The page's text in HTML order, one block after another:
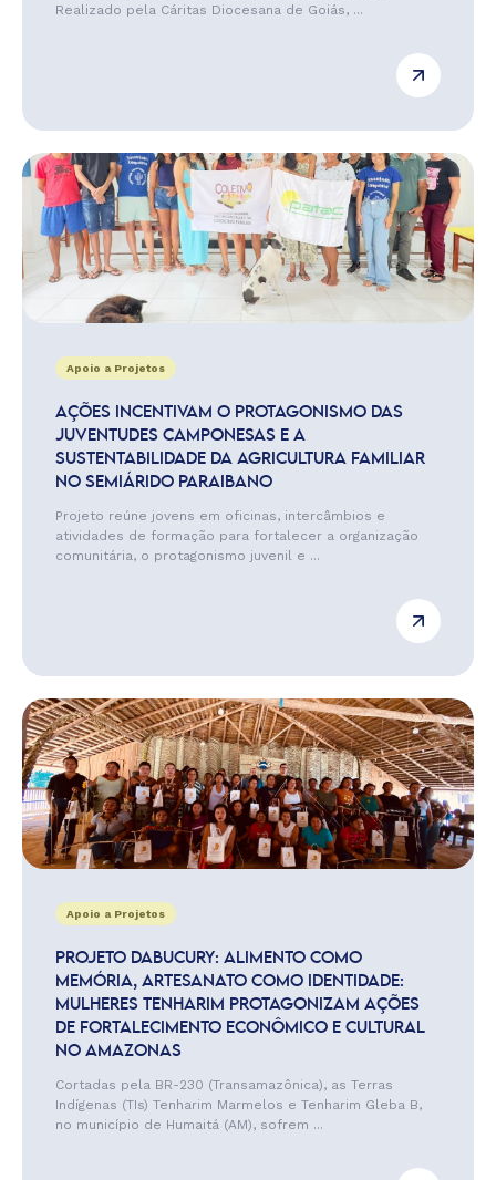
Realizado pela Cáritas Diocesana de Goiás, ...
Apoio a Projetos
AÇÕES INCENTIVAM O PROTAGONISMO DAS
JUVENTUDES CAMPONESAS E A
SUSTENTABILIDADE DA AGRICULTURA FAMILIAR
NO SEMIÁRIDO PARAIBANO
Projeto reúne jovens em oficinas, intercâmbios e
atividades de formação para fortalecer a organização
comunitária, o protagonismo juvenil e ...
Apoio a Projetos
PROJETO DABUCURY: ALIMENTO COMO
MEMÓRIA, ARTESANATO COMO IDENTIDADE:
MULHERES TENHARIM PROTAGONIZAM AÇÕES
DE FORTALECIMENTO ECONÔMICO E CULTURAL
NO AMAZONAS
Cortadas pela BR-230 (Transamazônica), as Terras
Indígenas (TIs) Tenharim Marmelos e Tenharim Gleba B,
no município de Humaitá (AM), sofrem ...